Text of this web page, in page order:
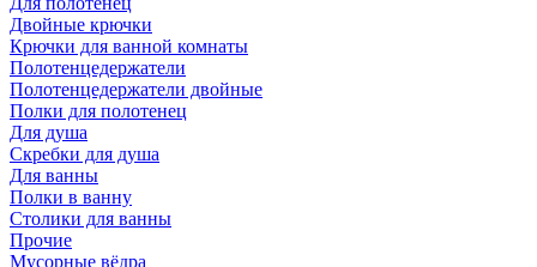
Двойные крючки
Крючки для ванной комнаты
Полотенцедержатели
Полотенцедержатели двойные
Полки для полотенец
Для душа
Скребки для душа
Для ванны
Полки в ванну
Столики для ванны
Прочие
Мусорные вёдра